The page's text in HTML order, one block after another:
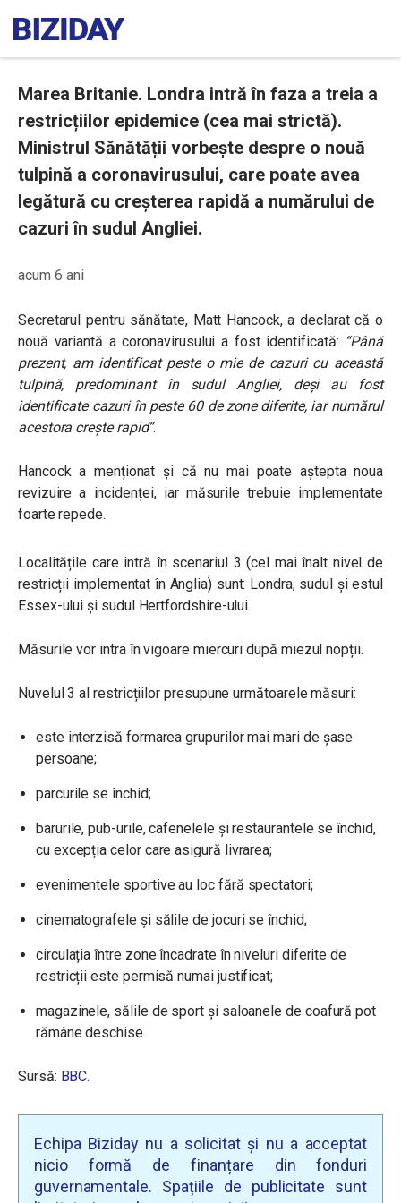
Marea Britanie. Londra intră în faza a treia a
restricțiilor epidemice (cea mai strictă).
Ministrul Sănătății vorbește despre o nouă
tulpină a coronavirusului, care poate avea
legătură cu creșterea rapidă a numărului de
cazuri în sudul Angliei.
acum 6 ani
Secretarul pentru sănătate, Matt Hancock, a declarat că o
nouă variantă a coronavirusului a fost identificată: “Până
prezent, am identificat peste o mie de cazuri cu această
tulpină, predominant în sudul Angliei, deși au fost
identificate cazuri în peste 60 de zone diferite, iar numărul
acestora crește rapid”.
Hancock a menționat și că nu mai poate aștepta noua
revizuire a incidenței, iar măsurile trebuie implementate
foarte repede.
Localitățile care intră în scenariul 3 (cel mai înalt nivel de
restricții implementat în Anglia) sunt: Londra, sudul și estul
Essex-ului și sudul Hertfordshire-ului.
Măsurile vor intra în vigoare miercuri după miezul nopții.
Nuvelul 3 al restricțiilor presupune următoarele măsuri:
este interzisă formarea grupurilor mai mari de șase
persoane;
parcurile se închid;
barurile, pub-urile, cafenelele și restaurantele se închid,
cu excepția celor care asigură livrarea;
evenimentele sportive au loc fără spectatori;
cinematografele și sălile de jocuri se închid;
circulația între zone încadrate în niveluri diferite de
restricții este permisă numai justificat;
magazinele, sălile de sport și saloanele de coafură pot
rămâne deschise.
Sursă: BBC.
Echipa Biziday nu a solicitat și nu a acceptat
nicio formă de finanțare din fonduri
guvernamentale. Spațiile de publicitate sunt